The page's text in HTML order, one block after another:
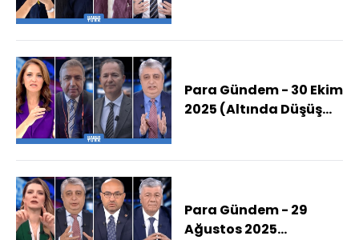
Para Gündem - 30 Ekim
2025 (Altında Düşüş
Para Gündem - 29
Ağustos 2025